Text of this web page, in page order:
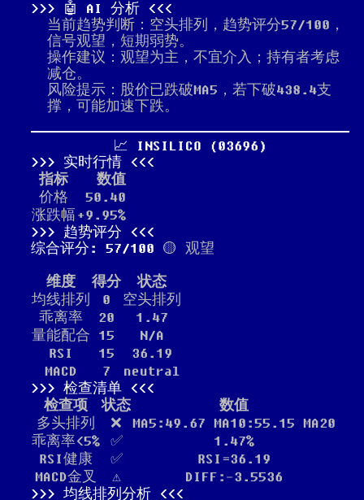
🤖 AI 分析
当前趋势判断：空头排列，趋势评分57/100，
信号观望，短期弱势。
操作建议：观望为主，不宜介入；持有者考虑
减仓。
风险提示：股价已跌破MA5，若下破438.4支
撑，可能加速下跌。
📈 INSILICO (03696)
实时行情
指标
数值
价格
50.40
涨跌幅 +9.95%
趋势评分
综合评分: 57/100 🟡 观望
维度 得分
状态
均线排列
0
空头排列
乖离率
20
1.47
量能配合 15
N/A
RSI
15
36.19
MACD
7
neutral
检查清单
检查项
状态
数值
多头排列
❌
MA5:49.67 MA10:55.15 MA20
乖离率<5%
✅
1.47%
RSI健康
✅
RSI=36.19
MACD金叉
⚠️
DIFF:-3.5536
均线排列分析